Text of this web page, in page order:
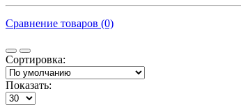
Сравнение товаров (0)
Сортировка:
Показать: